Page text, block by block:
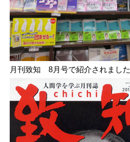
月刊致知 8月号で紹介されました